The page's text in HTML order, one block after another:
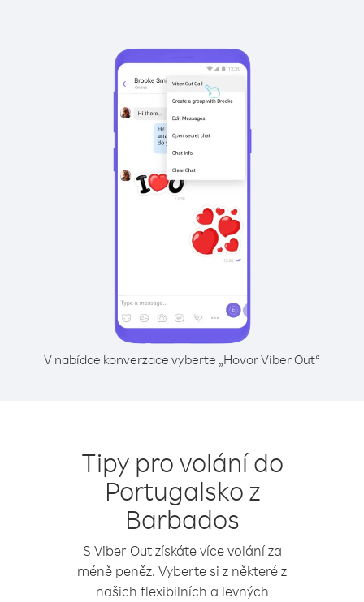
V nabídce konverzace vyberte „Hovor Viber Out“
Tipy pro volání do
Portugalsko z
Barbados
S Viber Out získáte více volání za
méně peněz. Vyberte si z některé z
našich flexibilních a levných